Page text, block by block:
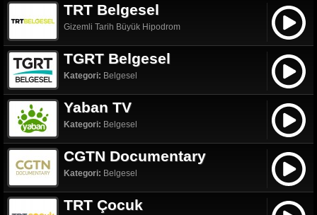
TRT Belgesel
Gizemli Tarih Büyük Hipodrom
TGRT Belgesel
Kategori: Belgesel
Yaban TV
Kategori: Belgesel
CGTN Documentary
Kategori: Belgesel
TRT Çocuk